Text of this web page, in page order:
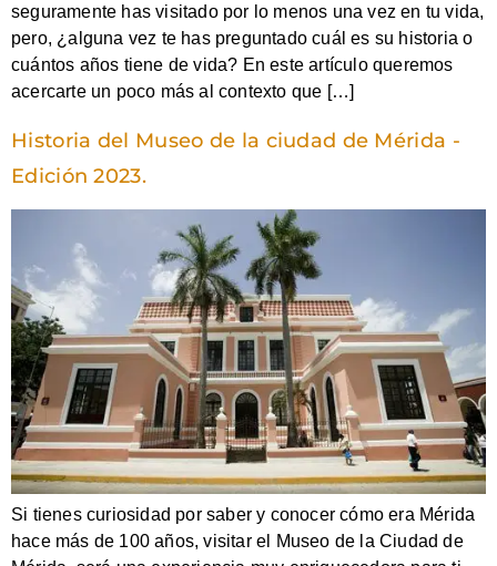
seguramente has visitado por lo menos una vez en tu vida,
pero, ¿alguna vez te has preguntado cuál es su historia o
cuántos años tiene de vida? En este artículo queremos
acercarte un poco más al contexto que […]
Historia del Museo de la ciudad de Mérida -
Edición 2023.
Si tienes curiosidad por saber y conocer cómo era Mérida
hace más de 100 años, visitar el Museo de la Ciudad de